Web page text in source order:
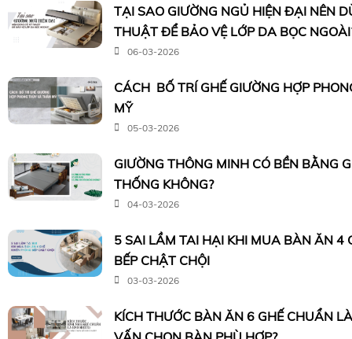
TẠI SAO GIƯỜNG NGỦ HIỆN ĐẠI NÊN
THUẬT ĐỂ BẢO VỆ LỚP DA BỌC
06-03-2026
CÁCH BỐ TRÍ GHẾ GIƯỜNG HỢP
MỸ
05-03-2026
GIƯỜNG THÔNG MINH CÓ BỀN BẰNG
THỐNG KHÔNG?
04-03-2026
5 SAI LẦM TAI HẠI KHI MUA BÀN ĂN 4
BẾP CHẬT CHỘI
03-03-2026
KÍCH THƯỚC BÀN ĂN 6 GHẾ CHUẨN